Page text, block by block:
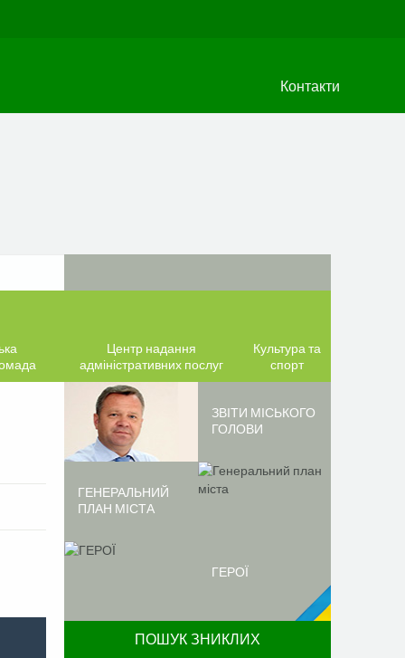
Контакти
Центр надання
адміністративних послуг
Культура та
спорт
ЗВІТИ МІСЬКОГО
ГОЛОВИ
ГЕНЕРАЛЬНИЙ
ПЛАН МІСТА
ГЕРОЇ
ПОШУК ЗНИКЛИХ